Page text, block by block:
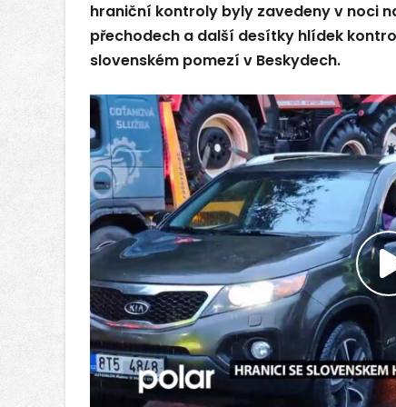
hraniční kontroly byly zavedeny v noci
přechodech a další desítky hlídek
slovenském pomezí v Beskydech.